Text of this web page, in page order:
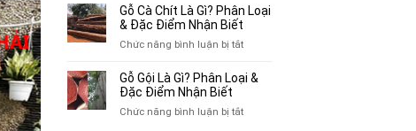
Lôi
Cũ
Tại
Truyện
Tranh,
Tạp
Giá
Tại
10
Địa
Mua
Quần
Cũ
Gỗ Cà Chít Là Gì? Phân Loại
& Đặc Điểm Nhận Biết
Chức năng bình luận bị tắtở
Cà
Gì?
Gỗ Gội Là Gì? Phân Loại &
Đặc Điểm Nhận Biết
Chức năng bình luận bị tắtở